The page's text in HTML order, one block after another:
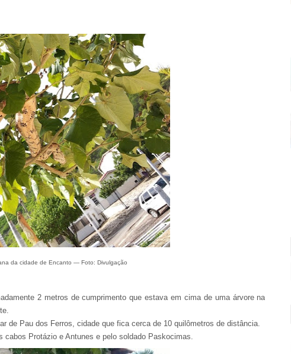
da cidade de Encanto — Foto: Divulgação
2 metros de cumprimento que estava em cima de uma árvore na
de Pau dos Ferros, cidade que fica cerca de 10 quilômetros de distância.
Protázio e Antunes e pelo soldado Paskocimas.